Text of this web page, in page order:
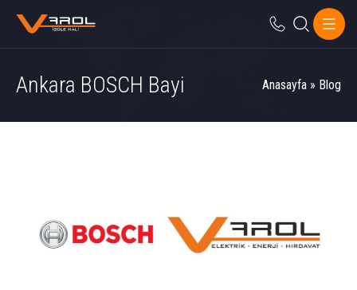
Ankara BOSCH Bayi Anasayfa » Blog